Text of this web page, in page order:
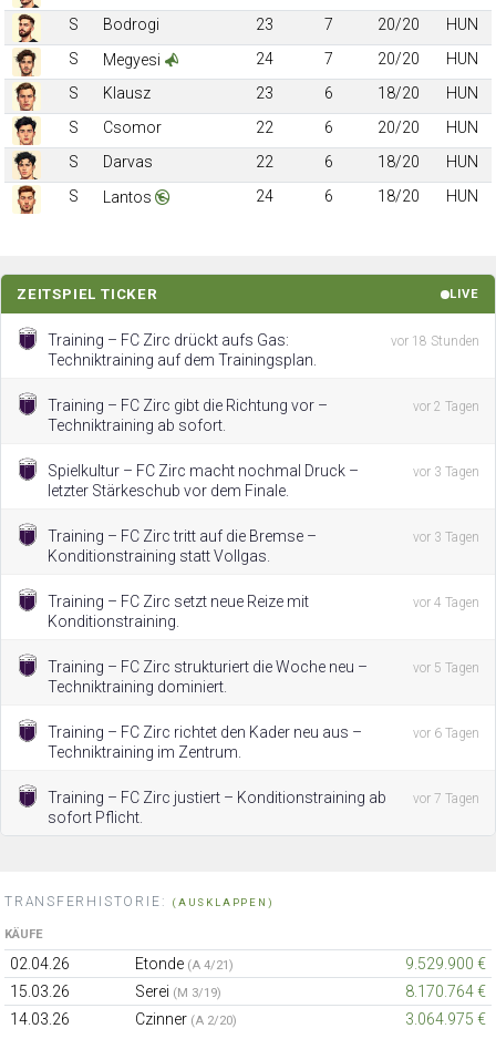
S
Bodrogi 23 7 20/20
HUN
S
Megyesi 24 7 20/20
HUN
S
Klausz 23 6 18/20
HUN
S
Csomor 22 6 20/20
HUN
S
Darvas 22 6 18/20
HUN
S
Lantos 24 6 18/20 HUN
ZEITSPIEL TICKER LIVE
Training – FC Zirc drückt aufs Gas:
Techniktraining auf dem Trainingsplan.
vor 18 Stunden
Training – FC Zirc gibt die Richtung vor –
Techniktraining ab sofort.
vor 2 Tagen
Spielkultur – FC Zirc macht nochmal Druck –
letzter Stärkeschub vor dem Finale.
vor 3 Tagen
Training – FC Zirc tritt auf die Bremse –
Konditionstraining statt Vollgas.
vor 3 Tagen
Training – FC Zirc setzt neue Reize mit
Konditionstraining.
vor 4 Tagen
Training – FC Zirc strukturiert die Woche neu –
Techniktraining dominiert.
vor 5 Tagen
Training – FC Zirc richtet den Kader neu aus –
Techniktraining im Zentrum.
vor 6 Tagen
Training – FC Zirc justiert – Konditionstraining ab
sofort Pflicht.
vor 7 Tagen
TRANSFERHISTORIE: (AUSKLAPPEN)
KÄUFE
02.04.26 Etonde (A 4/21)
9.529.900 €
15.03.26
Serei (M 3/19)
8.170.764 €
14.03.26
Czinner (A 2/20) 3.064.975 €